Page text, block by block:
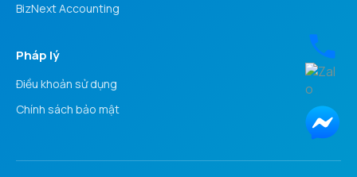
BizNext Accounting
Pháp lý
Điều khoản sử dụng
Chính sách bảo mật